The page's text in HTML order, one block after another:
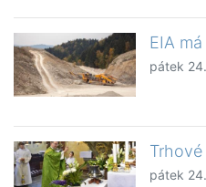
EIA
pátek
pátek